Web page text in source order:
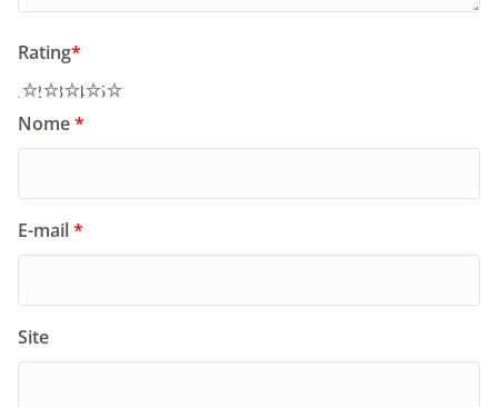
Rating*
5
4
3
2
Nome*
E-mail*
Site